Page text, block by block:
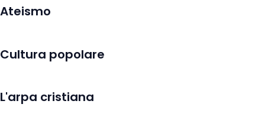
Ateismo
Cultura popolare
L'arpa cristiana